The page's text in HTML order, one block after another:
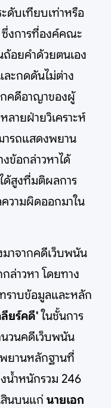
ดับเทียบเท่าหรือ
งการที่องค์คณะ
อยคำด้วยตนเอง
ละกดดันไม่ต่าง
กคดีอาญาของผู้
ลายฝ่ายวิเคราะห์
ารถแสดงพยาน
ข้อกล่าวหาได้
ด้สูงที่มติผลการ
วามผิดออกมาใน
มาจากคดีเว็บพนัน
ล่าวหา โดยทาง
ราบข้อมูลและหลัก
ลียร์คดี'ในชั้นการ
วนคดีเว็บพนัน
ยานหลักฐานที่
น้ำหนักรวม 246
สินบนแก่ นายเอก